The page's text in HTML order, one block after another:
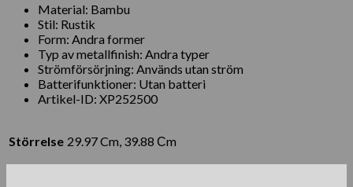
Material: Bambu
Stil: Rustik
Form: Andra former
Typ av metallfinish: Andra typer
Strömförsörjning: Används utan ström
Batterifunktioner: Utan batteri
Artikel-ID: XP252500
Störrelse 29.97 Cm, 39.88 Сm